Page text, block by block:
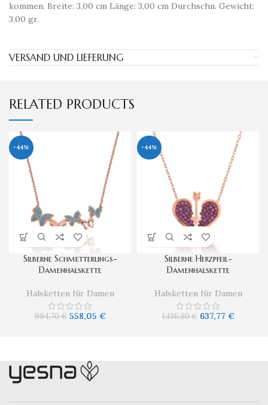
kommen. Breite: 3,00 cm Länge: 3,00 cm Durchschn. Gewicht:
3,00 gr.
VERSAND UND LIEFERUNG
RELATED PRODUCTS
-44%
Silberne Schmetterlings-
Damenhalskette
Halsketten für Damen
994,70€ 558,05 €
-44%
Silberne Herzpfeil-
Damenhalskette
Halsketten für Damen
1.136,80€ 637,77 €